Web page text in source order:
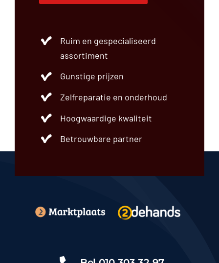
Ruim en gespecialiseerd
assortiment
Gunstige prijzen
Zelfreparatie en onderhoud
Hoogwaardige kwaliteit
Betrouwbare partner